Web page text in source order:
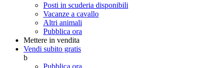
Posti in scuderia disponibili
Vacanze a cavallo
Altri animali
Pubblica ora
Mettere in vendita
Vendi subito gratis
b
Pubblica ora